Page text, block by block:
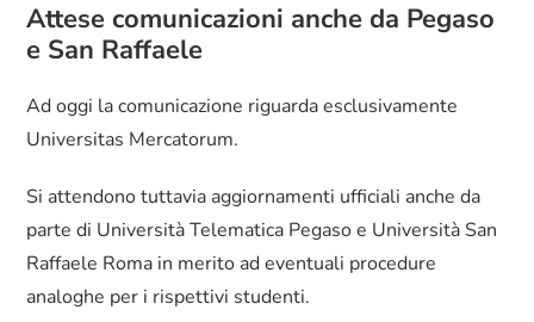
Attese comunicazioni anche da Pegaso
e San Raffaele
Ad oggi la comunicazione riguarda esclusivamente
Universitas Mercatorum.
Si attendono tuttavia aggiornamenti ufficiali anche da
parte di Università Telematica Pegaso e Università San
Raffaele Roma in merito ad eventuali procedure
analoghe per i rispettivi studenti.